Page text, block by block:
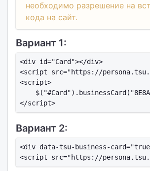
необходимо разрешение на
кода на сайт.
Вариант 1:
<div id="Card"></div>
<script src="https://
<script>
Вариант 2:
<div data-tsu-business-card="true"